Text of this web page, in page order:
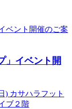
」イベント開
) カサハラフット
ブ２階